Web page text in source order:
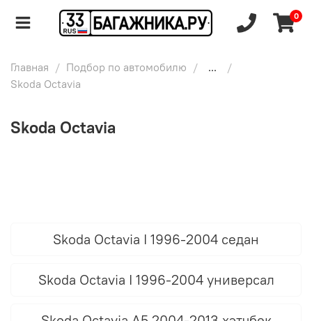
0
Главная Подбор по автомобилю
...
Skoda Octavia
Skoda Octavia
Skoda Octavia I 1996-2004 седан
Skoda Octavia I 1996-2004 универсал